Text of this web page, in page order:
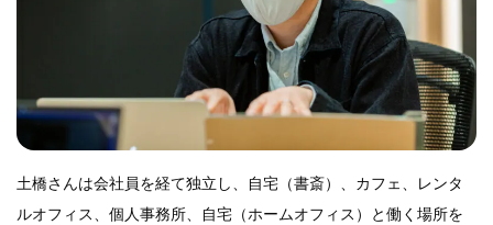
土橋さんは会社員を経て独立し、自宅（書斎）、カフェ、レンタ
ルオフィス、個人事務所、自宅（ホームオフィス）と働く場所を